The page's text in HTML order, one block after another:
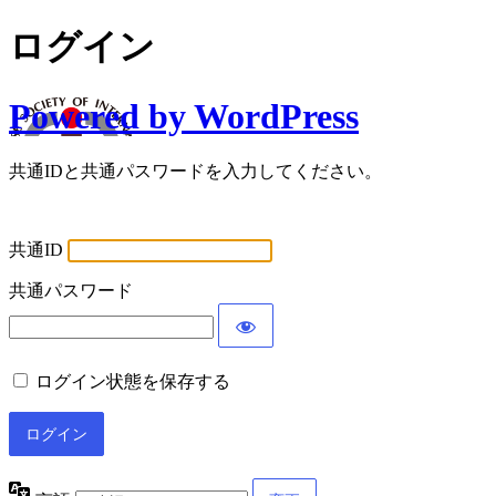
ログイン
Powered by WordPress
共通IDと共通パスワードを入力してください。
共通ID
共通パスワード
ログイン状態を保存する